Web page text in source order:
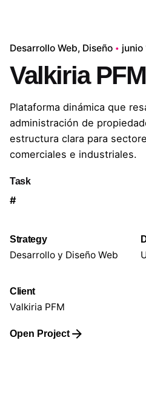
Desarrollo Web Diseño junio
Valkiria PFM
Plataforma dinámica que
administración de
estructura clara para
comerciales e industriales.
Task
#
Strategy
Desarrollo y Diseño Web
Client
Valkiria PFM
Open Project